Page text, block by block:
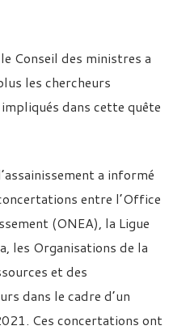
Conseil des ministres a
les chercheurs
dans cette quête
a informé
entre l’Office
(ONEA), la Ligue
les Organisations de la
et des
dans le cadre d’un
Ces concertations ont